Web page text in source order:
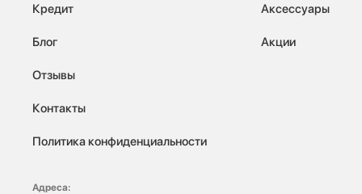
Кредит
Блог
Отзывы
Контакты
Политика конфиденциальности
Аксессуары
Акции
Адреса: